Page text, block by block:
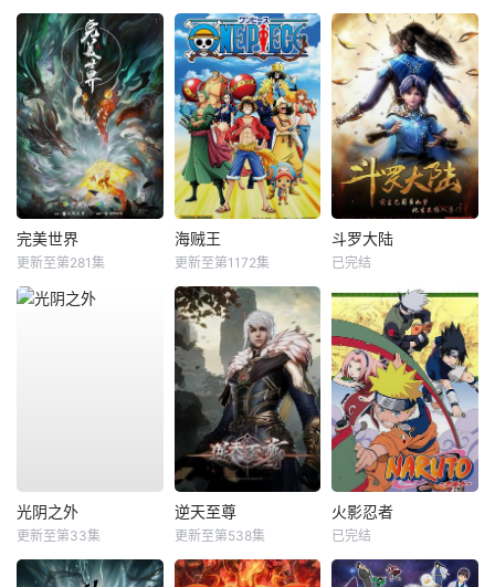
完美世界
更新至第281集
海贼王
更新至第1172集
斗罗大陆
已完结
光阴之外
更新至第33集
逆天至尊
更新至第538集
火影忍者
已完结